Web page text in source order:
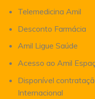
Telemedicina Amil
Desconto Farmácia
Amil Ligue Saúde
Acesso ao Amil
Disponível
Internacional